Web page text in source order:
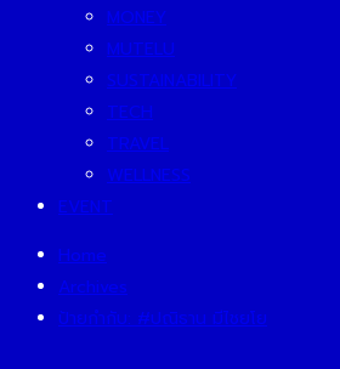
MONEY
MUTELU
SUSTAINABILITY
TECH
TRAVEL
WELLNESS
EVENT
Home
Archives
ป้ายกำกับ: #ปณิธาน มีไชยโย